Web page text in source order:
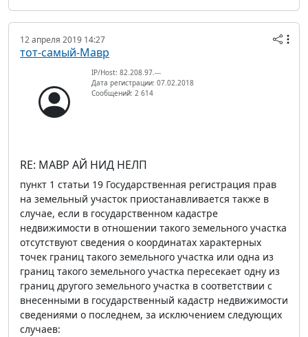
12 апреля 2019 14:27
тот-самый-Мавр
IP/Host: 82.208.97.---
Дата регистрации: 07.02.2018
Сообщений: 2 614
RE: МАВР АЙ НИД НЕЛП
пункт 1 статьи 19 Государственная регистрация прав
на земельный участок приостанавливается также в
случае, если в государственном кадастре
недвижимости в отношении такого земельного участка
отсутствуют сведения о координатах характерных
точек границ такого земельного участка или одна из
границ такого земельного участка пересекает одну из
границ другого земельного участка в соответствии с
внесенными в государственный кадастр недвижимости
сведениями о последнем, за исключением следующих
случаев: